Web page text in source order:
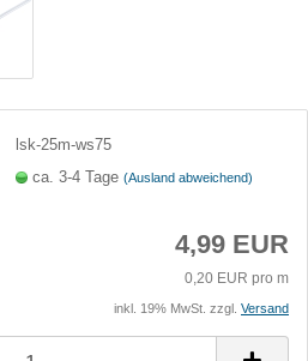
lsk-25m-ws75
ca. 3-4 Tage(Ausland abweichend)
4,99 EUR
0,20 EUR pro m
inkl. 19% MwSt. zzgl. Versand